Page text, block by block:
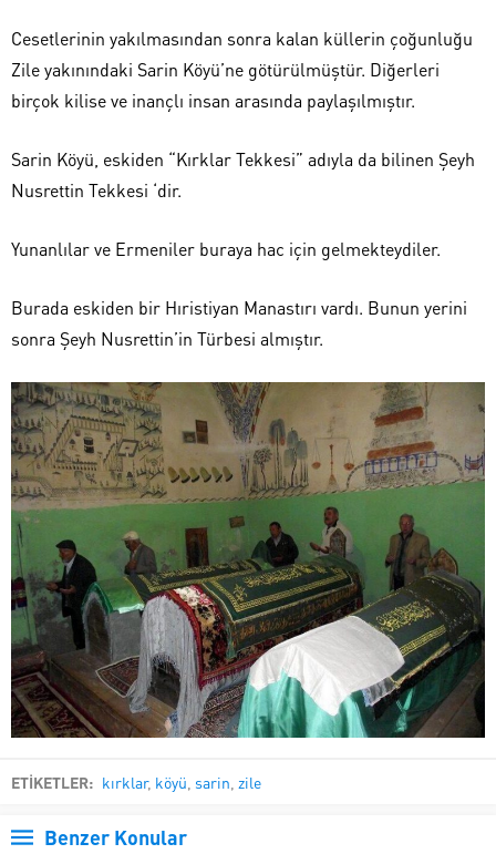
Cesetlerinin yakılmasından sonra kalan küllerin çoğunluğu
Zile yakınındaki Sarin Köyü’ne götürülmüştür. Diğerleri
birçok kilise ve inançlı insan arasında paylaşılmıştır.
Sarin Köyü, eskiden “Kırklar Tekkesi” adıyla da bilinen Şeyh
Nusrettin Tekkesi ‘dir.
Yunanlılar ve Ermeniler buraya hac için gelmekteydiler.
Burada eskiden bir Hıristiyan Manastırı vardı. Bunun yerini
sonra Şeyh Nusrettin’in Türbesi almıştır.
ETİKETLER: kırklar, köyü sarin zile
Benzer Konular